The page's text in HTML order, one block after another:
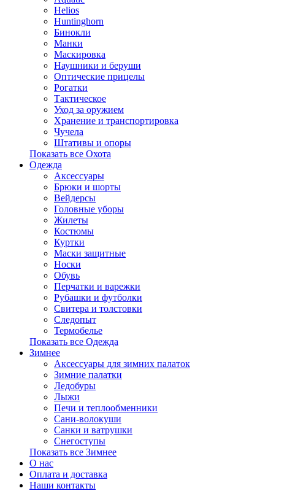
Helios
Huntinghorn
Бинокли
Манки
Маскировка
Наушники и беруши
Оптические прицелы
Рогатки
Тактическое
Уход за оружием
Хранение и транспортировка
Чучела
Штативы и опоры
Показать все Охота
Одежда
Аксессуары
Брюки и шорты
Вейдерсы
Головные уборы
Жилеты
Костюмы
Куртки
Маски защитные
Носки
Обувь
Перчатки и варежки
Рубашки и футболки
Свитера и толстовки
Следопыт
Термобелье
Показать все Одежда
Зимнее
Аксессуары для зимних палаток
Зимние палатки
Ледобуры
Лыжи
Печи и теплообменники
Сани-волокуши
Санки и ватрушки
Снегоступы
Показать все Зимнее
О нас
Оплата и доставка
Наши контакты